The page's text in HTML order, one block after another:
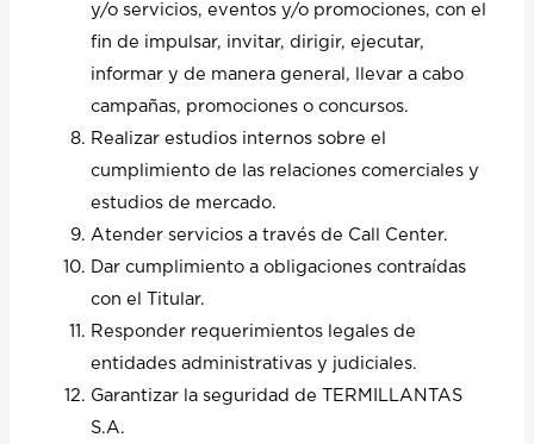
y/o servicios, eventos y/o promociones, con el
fin de impulsar, invitar, dirigir, ejecutar,
informar y de manera general, llevar a cabo
campañas, promociones o concursos.
Realizar estudios internos sobre el
cumplimiento de las relaciones comerciales y
estudios de mercado.
Atender servicios a través de Call Center.
Dar cumplimiento a obligaciones contraídas
con el Titular.
Responder requerimientos legales de
entidades administrativas y judiciales.
Garantizar la seguridad de TERMILLANTAS
S.A.